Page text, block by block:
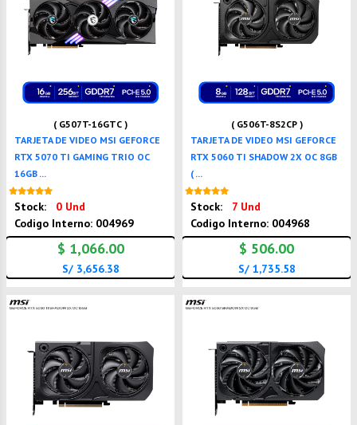
( G507T-16GTC )
TARJETA DE VIDEO MSI GEFORCE
RTX 5070 TI GAMING TRIO OC
16GB ...
Stock:
0 Und
Codigo Interno: 004969
$ 1,066.00
S/ 3,656.38
( G506T-8S2CP )
TARJETA DE VIDEO MSI GEFORCE
RTX 5060 TI SHADOW 2X OC 8GB
( ...
Stock:
7 Und
Codigo Interno: 004968
$ 506.00
S/ 1,735.58